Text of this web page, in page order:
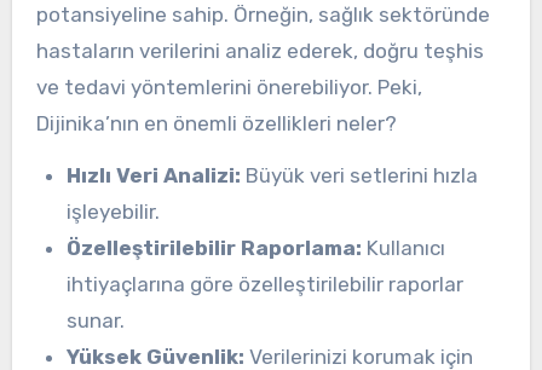
potansiyeline sahip. Örneğin, sağlık sektöründe
hastaların verilerini analiz ederek, doğru teşhis
ve tedavi yöntemlerini önerebiliyor. Peki,
Dijinika’nın en önemli özellikleri neler?
Hızlı Veri Analizi: Büyük veri setlerini hızla
işleyebilir.
Özelleştirilebilir Raporlama: Kullanıcı
ihtiyaçlarına göre özelleştirilebilir raporlar
sunar.
Yüksek Güvenlik: Verilerinizi korumak için